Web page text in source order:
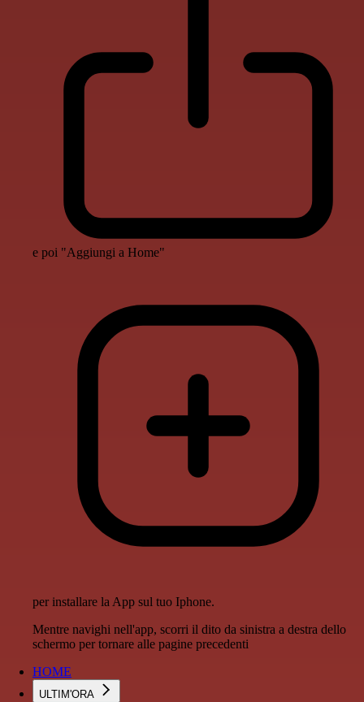
e poi "Aggiungi a Home"
per installare la App sul tuo Iphone.
Mentre navighi nell'app, scorri il dito da sinistra a destra dello
schermo per tornare alle pagine precedenti
HOME
ULTIM'ORA